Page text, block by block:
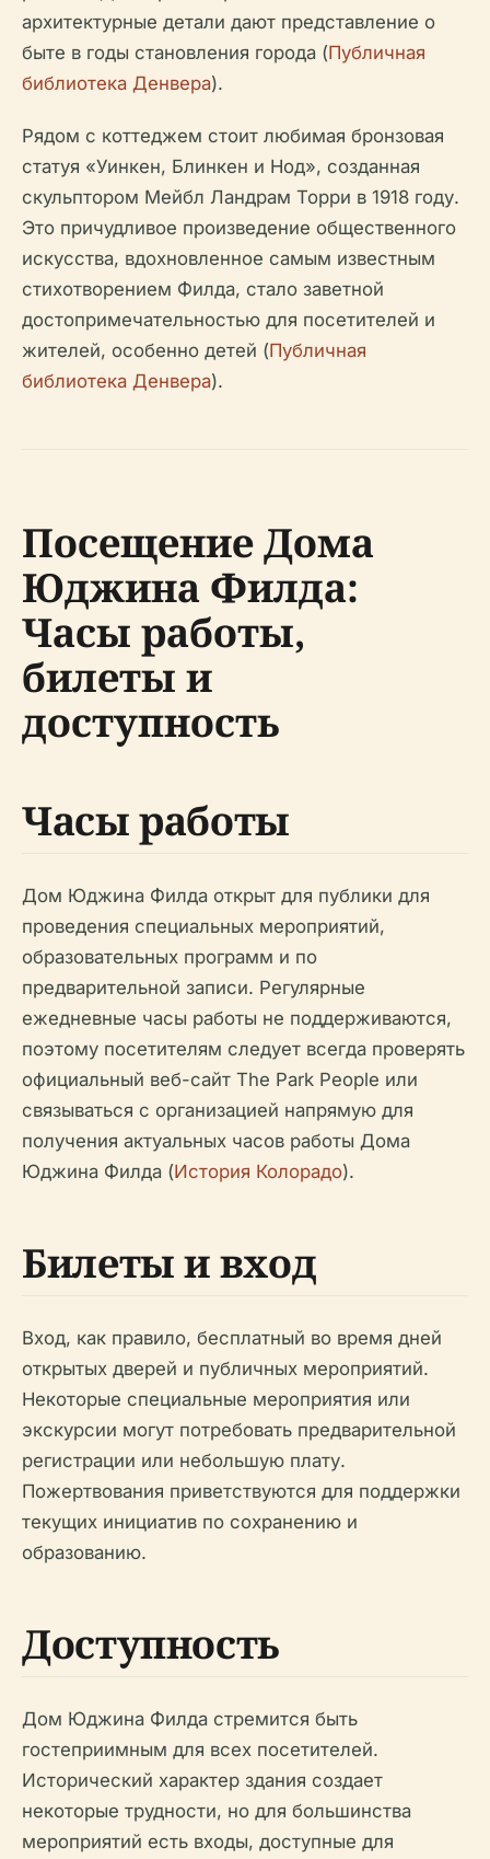
архитектурные детали дают представление о
быте в годы становления города (Публичная
библиотека Денвера).
Рядом с коттеджем стоит любимая бронзовая
статуя «Уинкен, Блинкен и Нод», созданная
скульптором Мейбл Ландрам Торри в 1918 году.
Это причудливое произведение общественного
искусства, вдохновленное самым известным
стихотворением Филда, стало заветной
достопримечательностью для посетителей и
жителей, особенно детей (Публичная
библиотека Денвера).
Посещение Дома
Юджина Филда:
Часы работы,
билеты и
доступность
Часы работы
Дом Юджина Филда открыт для публики для
проведения специальных мероприятий,
образовательных программ и по
предварительной записи. Регулярные
ежедневные часы работы не поддерживаются,
поэтому посетителям следует всегда проверять
официальный веб-сайт The Park People или
связываться с организацией напрямую для
получения актуальных часов работы Дома
Юджина Филда (История Колорадо).
Билеты и вход
Вход, как правило, бесплатный во время дней
открытых дверей и публичных мероприятий.
Некоторые специальные мероприятия или
экскурсии могут потребовать предварительной
регистрации или небольшую плату.
Пожертвования приветствуются для поддержки
текущих инициатив по сохранению и
образованию.
Доступность
Дом Юджина Филда стремится быть
гостеприимным для всех посетителей.
Исторический характер здания создает
некоторые трудности, но для большинства
мероприятий есть входы, доступные для